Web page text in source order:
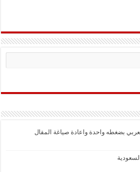
بضغطه واحدة واعادة صياغة المقال